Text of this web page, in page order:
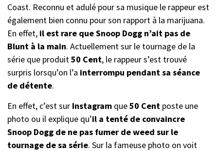
Coast. Reconnu et adulé pour sa musique le rappeur est
également bien connu pour son rapport à la marijuana.
En effet, il est rare que Snoop Dogg n’ait pas de
Blunt à la main. Actuellement sur le tournage de la
série que produit 50 Cent, le rappeur s’est trouvé
surpris lorsqu’on l’a interrompu pendant sa séance
de détente.
En effet, c’est sur Instagram que50 Cent poste une
photo ou il explique qu’il a tenté de convaincre
Snoop Dogg de ne pas fumer de weed sur le
tournage de sa série. Sur la fameuse photo on voit